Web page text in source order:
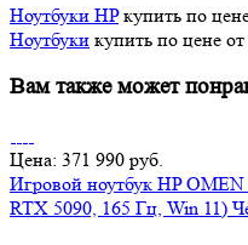
Ноутбуки HPкупить по
Ноутбуки купить по цене
Вам также может
Цена: 371 990 руб.
Игровой ноутбук HP
RTX 5090, 165 Гц, Win 11)